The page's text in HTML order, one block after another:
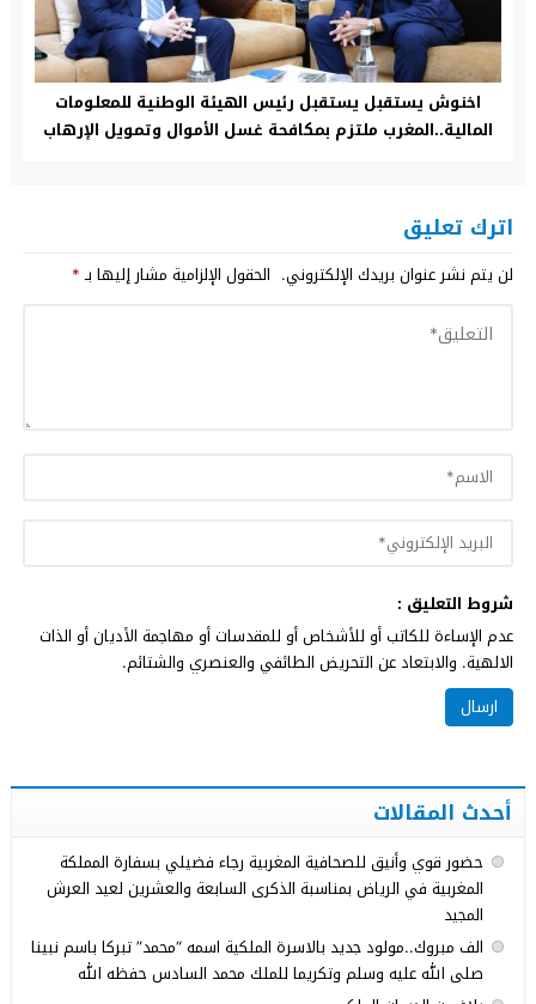
اخنوش يستقبل يستقبل رئيس الهيئة الوطنية للمعلومات
المالية..المغرب ملتزم بمكافحة غسل الأموال وتمويل الإرهاب
اترك تعليق
لن يتم نشر عنوان بريدك الإلكتروني. الحقول الإلزامية مشار إليها بـ*
شروط التعليق :
عدم الإساءة للكاتب أو للأشخاص أو للمقدسات أو مهاجمة الأديان أو الذات
الالهية. والابتعاد عن التحريض الطائفي والعنصري والشتائم.
أحدث المقالات
حضور قوي وأنيق للصحافية المغربية رجاء فضيلي بسفارة المملكة
المغربية في الرياض بمناسبة الذكرى السابعة والعشرين لعيد العرش
المجيد
الف مبروك..مولود جديد بالاسرة الملكية اسمه “محمد” تبركا باسم نبينا
صلى الله عليه وسلم وتكريما للملك محمد السادس حفظه الله